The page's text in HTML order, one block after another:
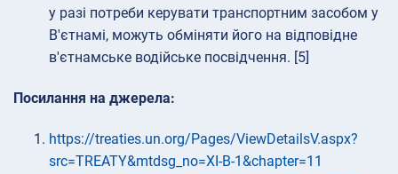
у разі потреби керувати транспортним засобом у
В'єтнамі, можуть обміняти його на відповідне
в'єтнамське водійське посвідчення. [5]
Посилання на джерела:
https://treaties.un.org/Pages/ViewDetailsV.aspx?
src=TREATY&mtdsg_no=XI-B-1&chapter=11